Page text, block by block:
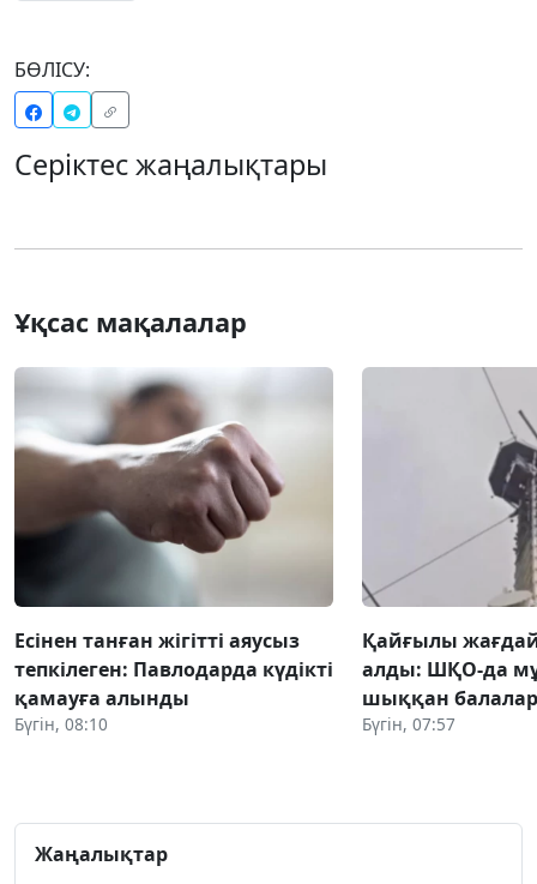
БӨЛІСУ:
Серіктес жаңалықтары
Ұқсас мақалалар
Есінен танған жігітті аяусыз
тепкілеген: Павлодарда күдікті
қамауға алынды
Бүгін, 08:10
Қайғылы
алды: ШҚО-да
шыққан
Бүгін, 07:57
Жаңалықтар